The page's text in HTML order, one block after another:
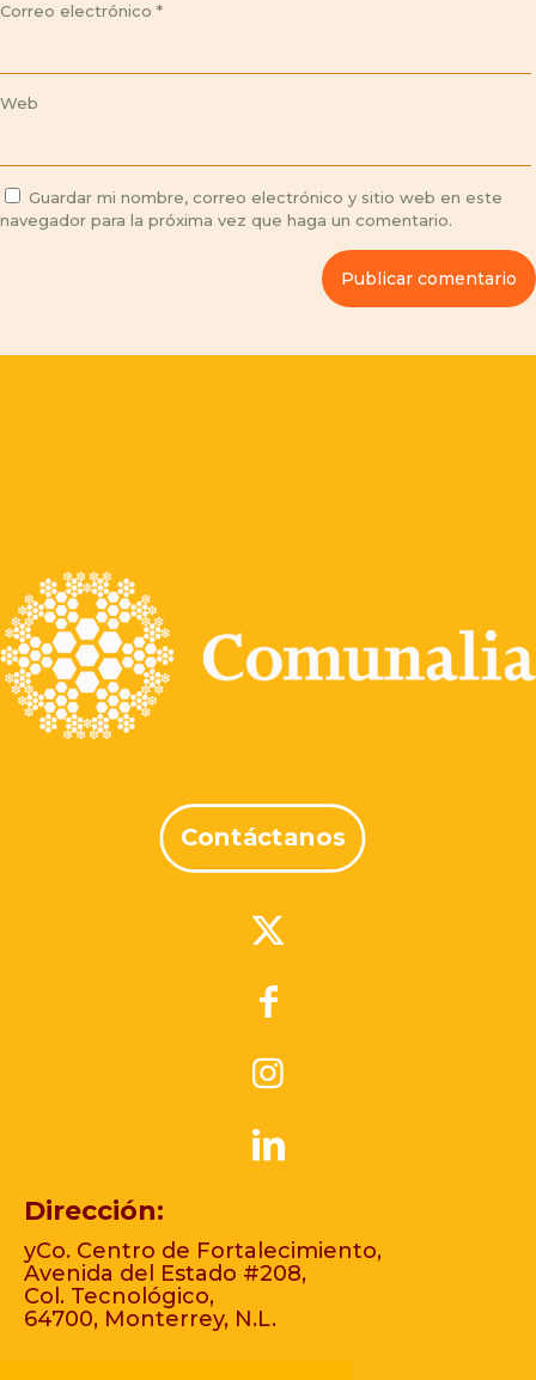
Correo electrónico *
Web
Guardar mi nombre, correo electrónico y sitio web en este
navegador para la próxima vez que haga un comentario.
Contáctanos
Dirección:
yCo. Centro de Fortalecimiento,
Avenida del Estado #208,
Col. Tecnológico,
64700, Monterrey, N.L.